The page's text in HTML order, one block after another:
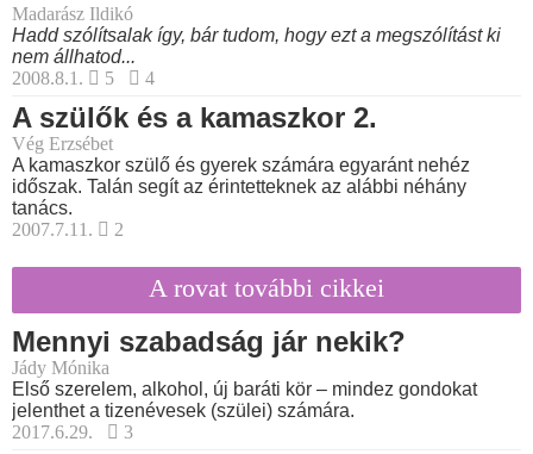
Madarász Ildikó
Hadd szólítsalak így, bár tudom, hogy ezt a megszólítást ki
nem állhatod...
2008.8.1.
5 4
A szülők és a kamaszkor 2.
Vég Erzsébet
A kamaszkor szülő és gyerek számára egyaránt nehéz
időszak. Talán segít az érintetteknek az alábbi néhány
tanács.
2007.7.11.
2
A rovat további cikkei
Mennyi szabadság jár nekik?
Jády Mónika
Első szerelem, alkohol, új baráti kör – mindez gondokat
jelenthet a tizenévesek (szülei) számára.
2017.6.29.
3